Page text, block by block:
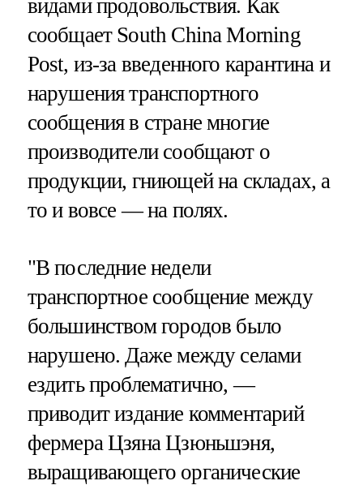
видами продовольствия. Как
сообщает South China Morning
Post, из-за введенного карантина и
нарушения транспортного
сообщения в стране многие
производители сообщают о
продукции, гниющей на складах, а
то и вовсе — на полях.
"В последние недели
транспортное сообщение между
большинством городов было
нарушено. Даже между селами
ездить проблематично, —
приводит издание комментарий
фермера Цзяна Цзюньшэня,
выращивающего органические